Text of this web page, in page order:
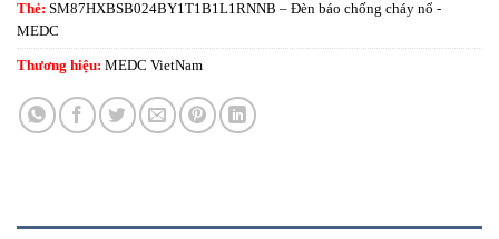
Thẻ: SM87HXBSB024BY1T1B1L1RNNB – Đèn báo chống cháy nổ -
MEDC
Thương hiệu: MEDC VietNam